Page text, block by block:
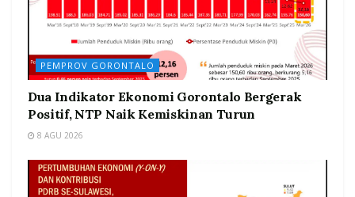
PEMPROV GORONTALO
Dua Indikator Ekonomi Gorontalo Bergerak
Positif, NTP Naik Kemiskinan Turun
8 AGU 2026